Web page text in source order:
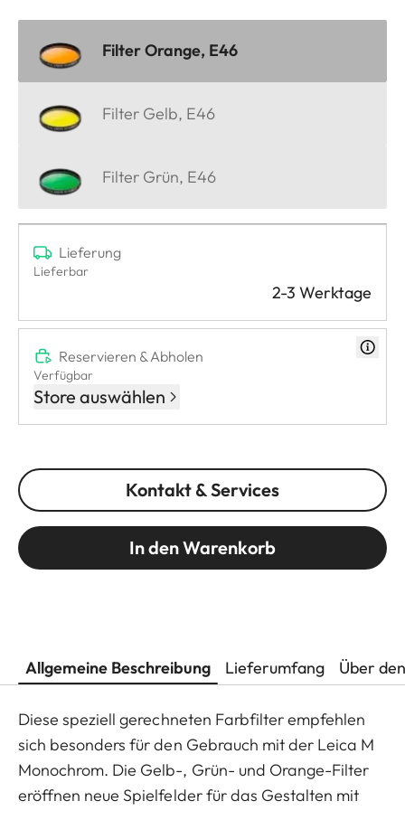
Filter Orange, E46
Filter Gelb, E46
Filter Grün, E46
Lieferung
Lieferbar
2-3 Werktage
Reservieren & Abholen
Verfügbar
Store auswählen
Kontakt & Services
In den Warenkorb
Allgemeine Beschreibung Lieferumfang Über
Diese speziell gerechneten Farbfilter empfehlen
sich besonders für den Gebrauch mit der Leica M
Monochrom. Die Gelb-, Grün- und Orange-Filter
eröffnen neue Spielfelder für das Gestalten mit